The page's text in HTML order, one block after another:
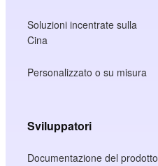
Soluzioni incentrate sulla
Cina
Personalizzato o su misura
Sviluppatori
Documentazione del prodotto